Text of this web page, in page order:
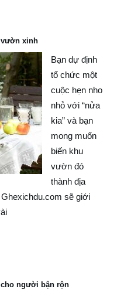
vườn xinh
Bạn dự định
tổ chức một
cuộc hẹn nho
nhỏ với “nửa
kia” và bạn
mong muốn
biến khu
vườn đó
thành địa
sẽ giới
người bận rộn